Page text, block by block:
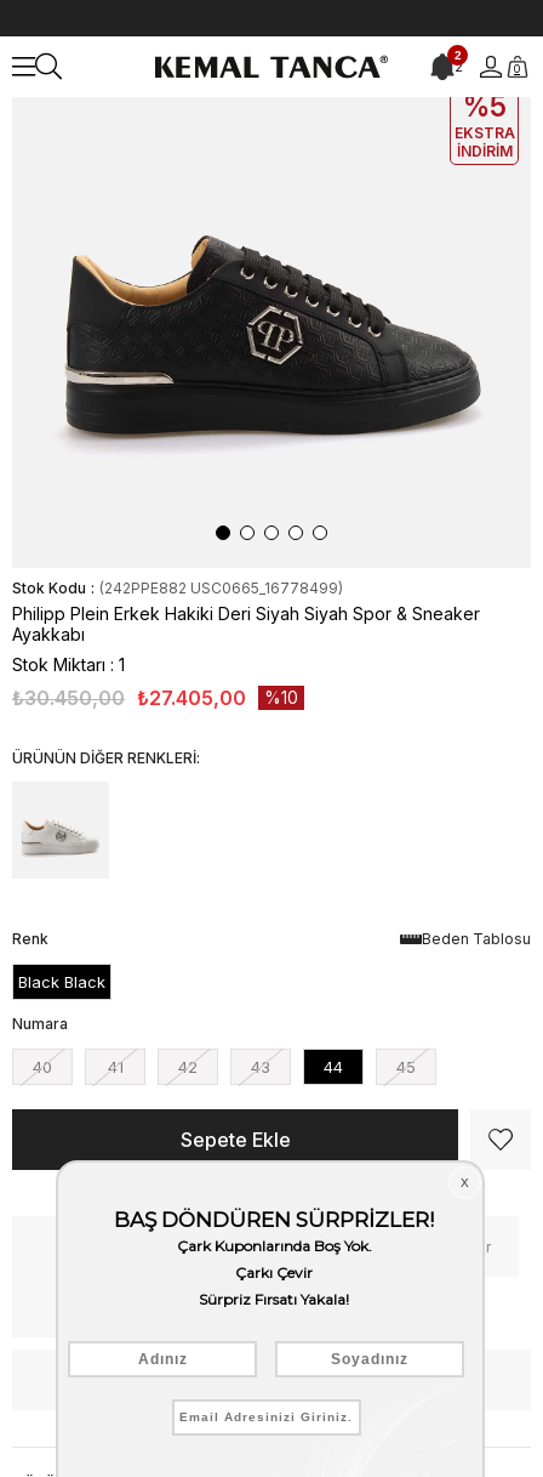
2
2 0
EKLE5
%5
EKSTRA
İNDİRİM
Stok Kodu (242PPE882 USC0665_16778499)
Philipp Plein Erkek Hakiki Deri Siyah Siyah Spor & Sneaker
Ayakkabı
Stok Miktarı : 1
₺30.450,00 ₺27.405,00 10
ÜRÜNÜN DİĞER RENKLERİ:
Beden Tablosu
Renk
Black Black
Numara
40 41 42 43 44 45
Fiyat Düşünce Haber Ver
Kargo Bedava
WhatsApp’tan Bilgi Al